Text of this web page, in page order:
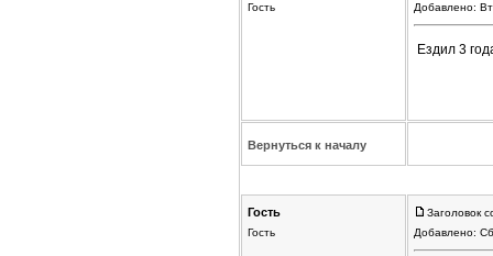
Гость
Добавлено:
Ездил 3
Вернуться к началу
Гость
Гость
Заголовок
Добавлено: